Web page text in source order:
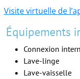
Visite virtuelle de
Équipements
Connexion
Lave-linge
Lave-vaisselle